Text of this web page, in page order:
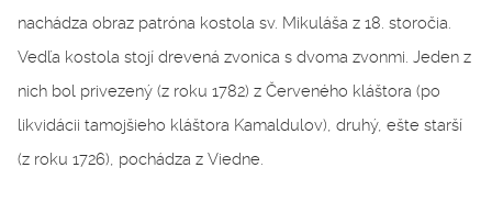
nachádza obraz patróna kostola sv. Mikuláša z 18. storočia.
Vedľa kostola stojí drevená zvonica s dvoma zvonmi. Jeden z
nich bol privezený (z roku 1782) z Červeného kláštora (po
likvidácii tamojšieho kláštora Kamaldulov), druhý, ešte starší
(z roku 1726), pochádza z Viedne.